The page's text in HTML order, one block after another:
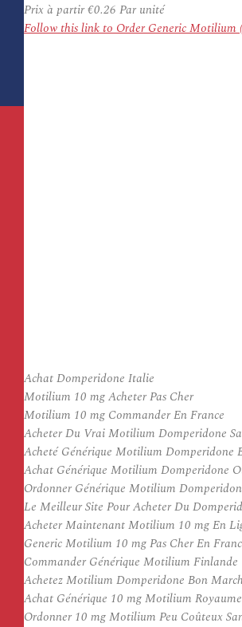
Prix à partir€0.26 Par unité
Follow this link to Order Generic Motilium
Achat Domperidone Italie
Motilium 10 mg Acheter Pas Cher
Motilium 10 mg Commander En France
Acheter Du Vrai Motilium Domperidone
Acheté Générique Motilium Domperidone
Achat Générique Motilium Domperidone
Ordonner Générique Motilium
Le Meilleur Site Pour Acheter Du
Acheter Maintenant Motilium 10 mg En
Generic Motilium 10 mg Pas Cher En
Commander Générique Motilium Finlande
Achetez Motilium Domperidone Bon
Achat Générique 10 mg Motilium
Ordonner 10 mg Motilium Peu Coûteux